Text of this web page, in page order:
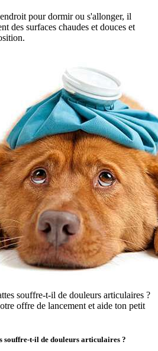
pour dormir ou s'allonger, il
des surfaces chaudes et douces et
souffre-t-il de douleurs articulaires ?
offre de lancement et aide ton petit
souffre-t-il de douleurs articulaires ?